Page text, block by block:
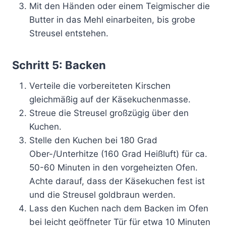
Mit den Händen oder einem Teigmischer die
Butter in das Mehl einarbeiten, bis grobe
Streusel entstehen.
Schritt 5: Backen
Verteile die vorbereiteten Kirschen
gleichmäßig auf der Käsekuchenmasse.
Streue die Streusel großzügig über den
Kuchen.
Stelle den Kuchen bei 180 Grad
Ober-/Unterhitze (160 Grad Heißluft) für ca.
50-60 Minuten in den vorgeheizten Ofen.
Achte darauf, dass der Käsekuchen fest ist
und die Streusel goldbraun werden.
Lass den Kuchen nach dem Backen im Ofen
bei leicht geöffneter Tür für etwa 10 Minuten